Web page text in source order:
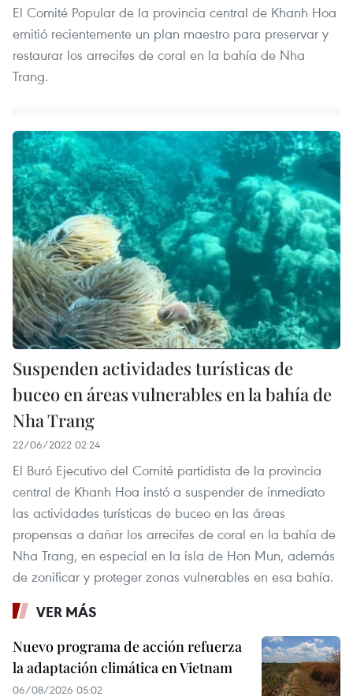
El Comité Popular de la provincia central de Khanh Hoa
emitió recientemente un plan maestro para preservar y
restaurar los arrecifes de coral en la bahía de Nha
Trang.
Suspenden actividades turísticas de
buceo en áreas vulnerables en la bahía de
Nha Trang
22/06/2022 02:24
El Buró Ejecutivo del Comité partidista de la provincia
central de Khanh Hoa instó a suspender de inmediato
las actividades turísticas de buceo en las áreas
propensas a dañar los arrecifes de coral en la bahía de
Nha Trang, en especial en la isla de Hon Mun, además
de zonificar y proteger zonas vulnerables en esa bahía.
VER MÁS
Nuevo programa de acción refuerza
la adaptación climática en Vietnam
06/08/2026 05:02